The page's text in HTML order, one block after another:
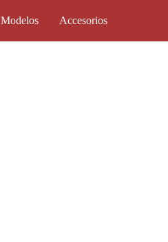
Modelos Accesorios